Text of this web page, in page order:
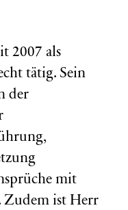
2007 als
tätig. Sein
der
mit
Zudem ist Herr